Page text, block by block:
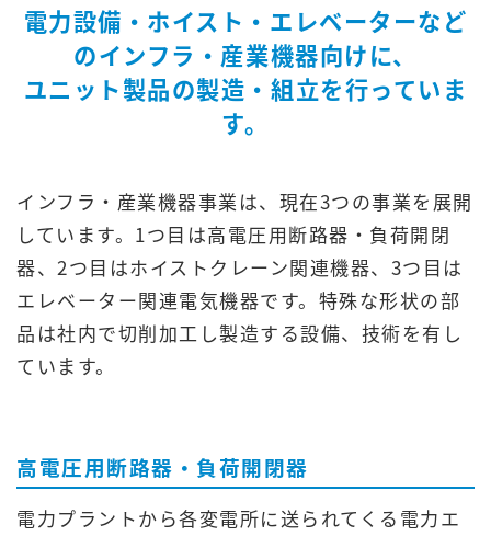
電力設備・ホイスト・エレベーターなど
のインフラ・産業機器向けに、
ユニット製品の製造・組立を行っていま
す。
インフラ・産業機器事業は、現在3つの事業を展開
しています。1つ目は高電圧用断路器・負荷開閉
器、2つ目はホイストクレーン関連機器、3つ目は
エレベーター関連電気機器です。特殊な形状の部
品は社内で切削加工し製造する設備、技術を有し
ています。
高電圧用断路器・負荷開閉器
電力プラントから各変電所に送られてくる電力エ